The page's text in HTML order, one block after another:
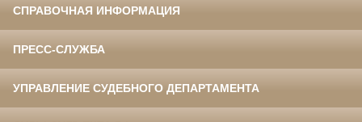
СПРАВОЧНАЯ ИНФОРМАЦИЯ
ПРЕСС-СЛУЖБА
УПРАВЛЕНИЕ СУДЕБНОГО ДЕПАРТАМЕНТА